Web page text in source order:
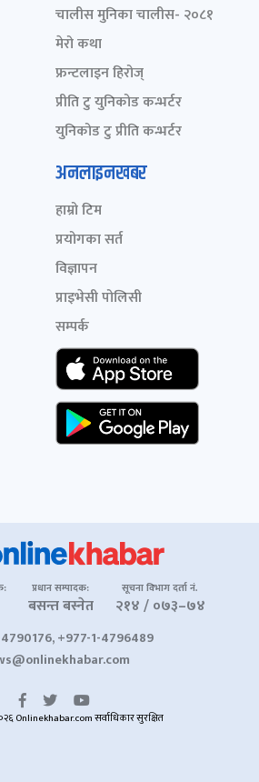
चालीस मुनिका चालीस- २०८१
मेरो कथा
फ्रन्टलाइन हिरोज्
प्रीति टु युनिकोड कन्भर्टर
युनिकोड टु प्रीति कन्भर्टर
अनलाइनखबर
हाम्रो टिम
प्रयोगका सर्त
विज्ञापन
प्राइभेसी पोलिसी
सम्पर्क
प्रधान सम्पादक:
बसन्त बस्नेत
सूचना विभाग दर्ता नं.
२१४ / ०७३–७४
+977-1-4796489
Onlinekhabar.com सर्वाधिकार सुरक्षित